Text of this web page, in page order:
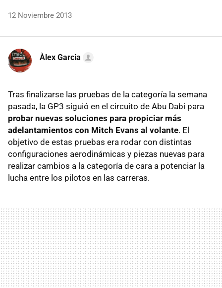
12 Noviembre 2013
Àlex Garcia
Tras finalizarse las pruebas de la categoría la semana
pasada, la GP3 siguió en el circuito de Abu Dabi para
probar nuevas soluciones para propiciar más
adelantamientos con Mitch Evans al volante. El
objetivo de estas pruebas era rodar con distintas
configuraciones aerodinámicas y piezas nuevas para
realizar cambios a la categoría de cara a potenciar la
lucha entre los pilotos en las carreras.